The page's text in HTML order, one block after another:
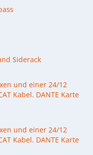
Siderack
und einer 24/12
Kabel. DANTE Karte
und einer 24/12
Kabel. DANTE Karte